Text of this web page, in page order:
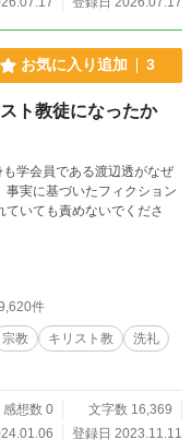
お気に入り追加 3
ト教徒になったか
学会員である渡辺透がなぜ
事実に基づいたフィクション
件
宗教 キリスト教
洗礼
感想数 0
文字数 16,369
登録日 2023.11.11